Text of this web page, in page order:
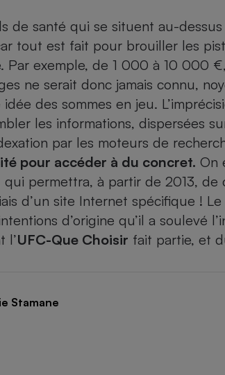
de santé qui se situent au-
tout est fait pour brouiller les
Par exemple, de 1 000 à 10 000
ne serait donc jamais connu,
des sommes en jeu.
les informations, dispersées
par les moteurs de
pour accéder à du concret. On
qui permettra, à partir de 2013,
d’un site Internet spécifique !
d’origine qu’il a soulevé
l’UFC-Que Choisir fait partie, et
Stamane
Plaque de cuisson à
induction
Téléphone mobile -
Smartphone
Radiateur électrique
Climatiseur -
Ventilateur